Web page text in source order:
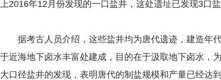
上2016年12月份发现的一口盐井，这处遗址已发现3口
据考古人员介绍，这些盐井均为唐代遗迹，建造年
于近海地下卤水丰富处建成，目的在于汲取地下卤水，
大口径盐井的发现，表明唐代的制盐规模和产量已经达